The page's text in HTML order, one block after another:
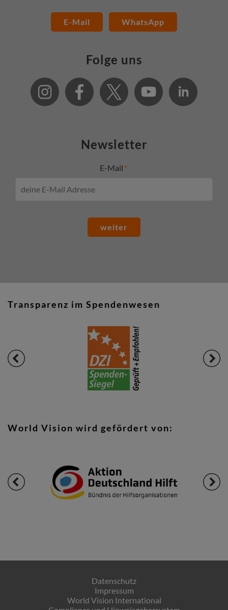
E-Mail WhatsApp
Folge uns
Newsletter
E-Mail
weiter
Transparenz im Spendenwesen
World Vision wird gefördert von:
Datenschutz
Impressum
World Vision International